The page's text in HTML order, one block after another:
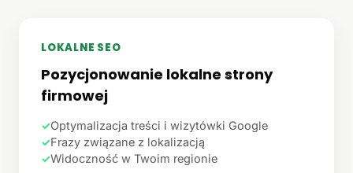
LOKALNE SEO
Pozycjonowanie lokalne strony
firmowej
✓Optymalizacja treści i wizytówki Google
✓Frazy związane z lokalizacją
✓Widoczność w Twoim regionie